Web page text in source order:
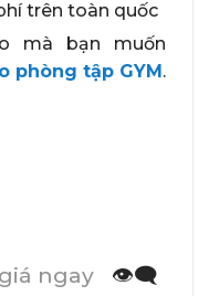
trên toàn quốc
mà bạn muốn
phòng tập GYM .
ngay
👁️‍🗨️